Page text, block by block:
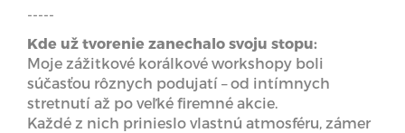
-----
Kde už tvorenie zanechalo svoju stopu:
Moje zážitkové korálkové workshopy boli
súčasťou rôznych podujatí – od intímnych
stretnutí až po veľké firemné akcie.
Každé z nich prinieslo vlastnú atmosféru, zámer